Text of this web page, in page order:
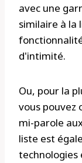
avec une
similaire à la
d'intimité.
Ou, pour la
vous pouvez
mi-parole
liste est
technologies